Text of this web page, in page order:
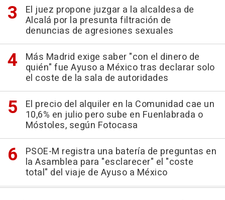
El juez propone juzgar a la alcaldesa de
Alcalá por la presunta filtración de
denuncias de agresiones sexuales
Más Madrid exige saber "con el dinero de
quién" fue Ayuso a México tras declarar solo
el coste de la sala de autoridades
El precio del alquiler en la Comunidad cae un
10,6% en julio pero sube en Fuenlabrada o
Móstoles, según Fotocasa
PSOE-M registra una batería de preguntas en
la Asamblea para "esclarecer" el "coste
total" del viaje de Ayuso a México